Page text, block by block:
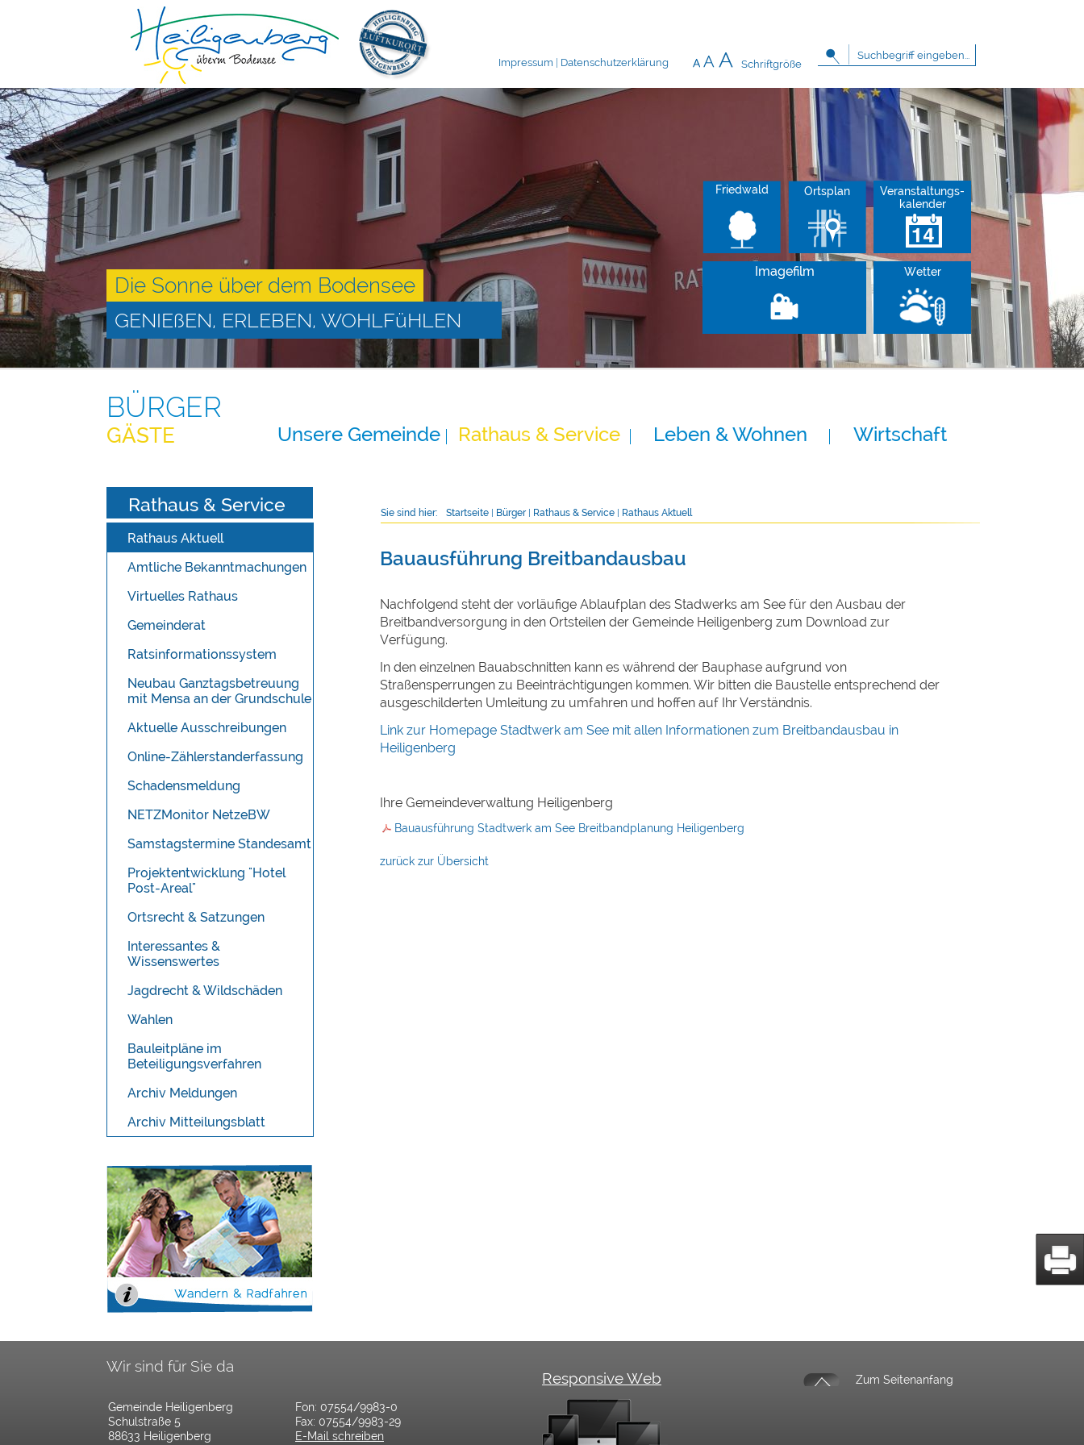
Impressum Datenschutzerklärung Schriftgröße
Die Sonne über dem Bodensee
GENIEßEN, ERLEBEN, WOHLFüHLEN
Friedwald Ortsplan
Veranstaltungs-
kalender
Imagefilm Wetter
BÜRGER
GÄSTE Unsere Gemeinde Rathaus & Service Leben & Wohnen Wirtschaft
Rathaus & Service
Rathaus Aktuell
Amtliche Bekanntmachungen
Virtuelles Rathaus
Gemeinderat
Ratsinformationssystem
Neubau Ganztagsbetreuung
mit Mensa an der Grundschule
Aktuelle Ausschreibungen
Online-Zählerstanderfassung
Schadensmeldung
NETZMonitor NetzeBW
Samstagstermine Standesamt
Projektentwicklung "Hotel
Post-Areal"
Ortsrecht & Satzungen
Interessantes &
Wissenswertes
Jagdrecht & Wildschäden
Wahlen
Bauleitpläne im
Beteiligungsverfahren
Archiv Meldungen
Archiv Mitteilungsblatt
Sie sind hier: Startseite Bürger| Rathaus & Service Rathaus Aktuell
Bauausführung Breitbandausbau
Nachfolgend steht der vorläufige Ablaufplan des Stadwerks am See für den Ausbau der
Breitbandversorgung in den Ortsteilen der Gemeinde Heiligenberg zum Download zur
Verfügung.
In den einzelnen Bauabschnitten kann es während der Bauphase aufgrund von
Straßensperrungen zu Beeinträchtigungen kommen. Wir bitten die Baustelle entsprechend der
ausgeschilderten Umleitung zu umfahren und hoffen auf Ihr Verständnis.
Link zur Homepage Stadtwerk am See mit allen Informationen zum Breitbandausbau in
Heiligenberg
Ihre Gemeindeverwaltung Heiligenberg
Bauausführung Stadtwerk am See Breitbandplanung Heiligenberg
zurück zur Übersicht
Wir sind für Sie da
Gemeinde Heiligenberg
Fon: 07554/9983-0
Schulstraße 5
Fax: 07554/9983-29
88633 Heiligenberg
E-Mail schreiben
Responsive Web Zum Seitenanfang